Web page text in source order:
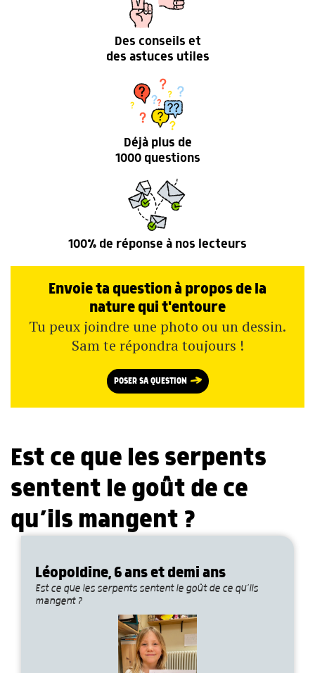
Des conseils et
des astuces utiles
Déjà plus de
1000 questions
100% de réponse à nos lecteurs
Envoie ta question à propos de la
nature qui t'entoure
Tu peux joindre une photo ou un dessin.
Sam te répondra toujours !
POSER SA QUESTION
Est ce que les serpents
sentent le goût de ce
qu’ils mangent ?
Léopoldine, 6 ans et demi ans
Est ce que les serpents sentent le goût de ce qu’ils
mangent ?